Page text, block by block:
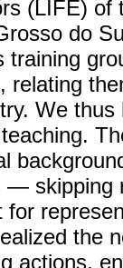
(LIFE)
do
training
relating
We
— skipping
for
the
actions,